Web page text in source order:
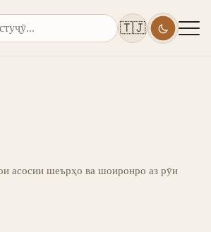
🇹🇯
асосии шеърҳо ва шоиронро аз рӯи